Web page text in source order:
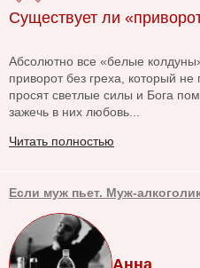
Существует ли
Абсолютно все «белые
приворот без греха, который не
просят светлые силы и Бога
зажечь в них любовь...
Читать полностью
Если муж пьет. Муж-